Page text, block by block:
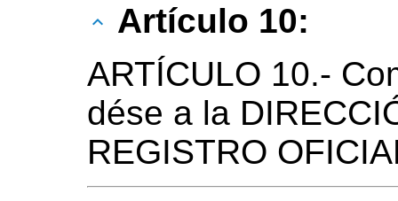
Artículo 10:
ARTÍCULO 10.-
dése a la
REGISTRO